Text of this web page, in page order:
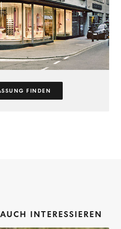
FINDEN
INTERESSIEREN